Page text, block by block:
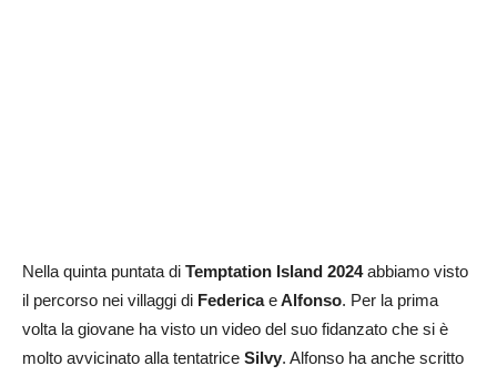
Nella quinta puntata di Temptation Island 2024abbiamo visto
il percorso nei villaggi di FedericaeAlfonso. Per la prima
volta la giovane ha visto un video del suo fidanzato che si è
molto avvicinato alla tentatrice Silvy. Alfonso ha anche scritto